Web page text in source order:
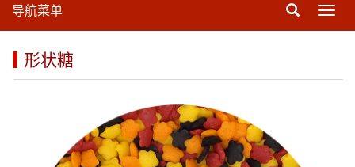
导
导航菜单
形状糖